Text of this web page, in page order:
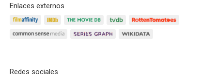
Enlaces externos
Redes sociales